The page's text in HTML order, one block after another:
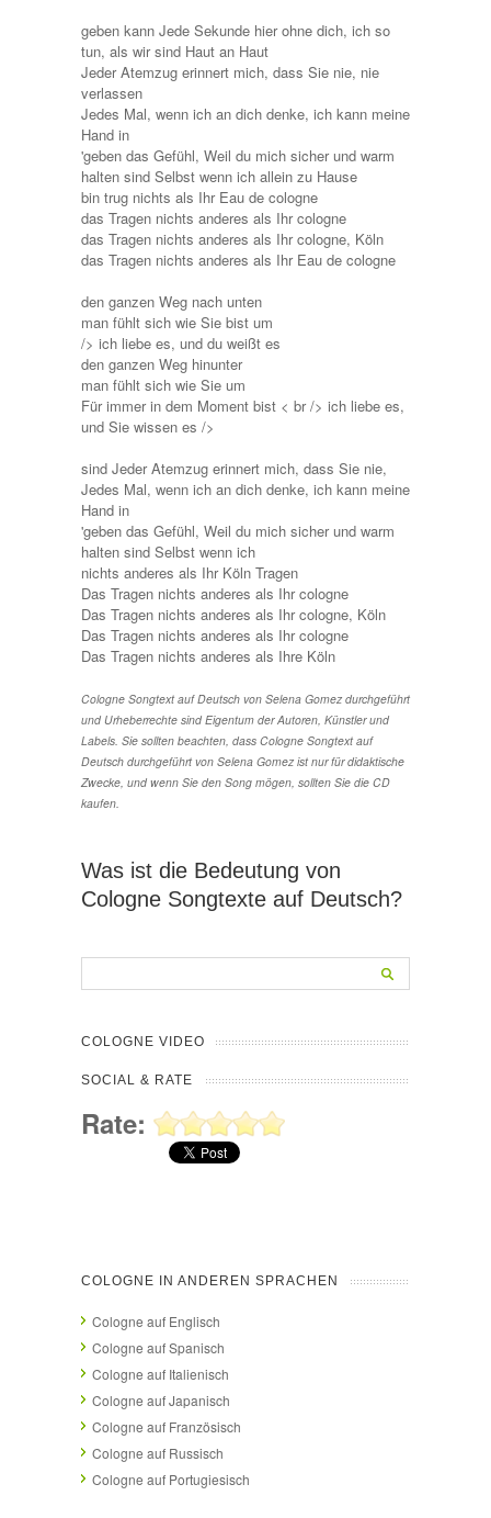
geben kann Jede Sekunde hier ohne dich, ich so
tun, als wir sind Haut an Haut
Jeder Atemzug erinnert mich, dass Sie nie, nie
verlassen
Jedes Mal, wenn ich an dich denke, ich kann meine
Hand in
'geben das Gefühl, Weil du mich sicher und warm
halten sind Selbst wenn ich allein zu Hause
bin trug nichts als Ihr Eau de cologne
das Tragen nichts anderes als Ihr cologne
das Tragen nichts anderes als Ihr cologne, Köln
das Tragen nichts anderes als Ihr Eau de cologne
den ganzen Weg nach unten
man fühlt sich wie Sie bist um
/> ich liebe es, und du weißt es
den ganzen Weg hinunter
man fühlt sich wie Sie um
Für immer in dem Moment bist < br /> ich liebe es,
und Sie wissen es />
sind Jeder Atemzug erinnert mich, dass Sie nie,
Jedes Mal, wenn ich an dich denke, ich kann meine
Hand in
'geben das Gefühl, Weil du mich sicher und warm
halten sind Selbst wenn ich
nichts anderes als Ihr Köln Tragen
Das Tragen nichts anderes als Ihr cologne
Das Tragen nichts anderes als Ihr cologne, Köln
Das Tragen nichts anderes als Ihr cologne
Das Tragen nichts anderes als Ihre Köln
Cologne Songtext auf Deutsch von Selena Gomez durchgeführt
und Urheberrechte sind Eigentum der Autoren, Künstler und
Labels. Sie sollten beachten, dass Cologne Songtext auf
Deutsch durchgeführt von Selena Gomez ist nur für didaktische
Zwecke, und wenn Sie den Song mögen, sollten Sie die CD
kaufen.
Was ist die Bedeutung von
Cologne Songtexte auf Deutsch?
COLOGNE VIDEO
SOCIAL & RATE
Rate:
COLOGNE IN ANDEREN SPRACHEN
Cologne auf Englisch
Cologne auf Spanisch
Cologne auf Italienisch
Cologne auf Japanisch
Cologne auf Französisch
Cologne auf Russisch
Cologne auf Portugiesisch